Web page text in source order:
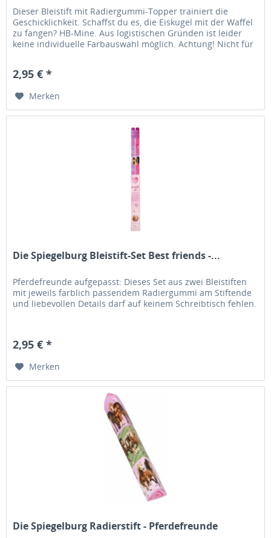
Dieser Bleistift mit Radiergummi-Topper trainiert die
Geschicklichkeit. Schaffst du es, die Eiskugel mit der Waffel
zu fangen? HB-Mine. Aus logistischen Gründen ist leider
keine individuelle Farbauswahl möglich. Achtung! Nicht für
2,95 € *
Merken
Die Spiegelburg Bleistift-Set Best friends -...
Pferdefreunde aufgepasst: Dieses Set aus zwei Bleistiften
mit jeweils farblich passendem Radiergummi am Stiftende
und liebevollen Details darf auf keinem Schreibtisch fehlen.
2,95 € *
Merken
Die Spiegelburg Radierstift - Pferdefreunde